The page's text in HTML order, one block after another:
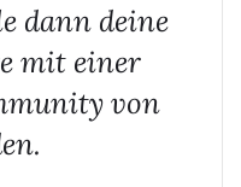
dann deine
mit einer
von